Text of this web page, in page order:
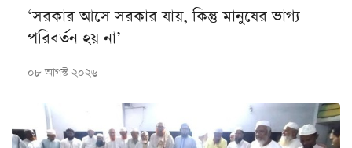
‘সরকার আসে সরকার যায়, কিন্তু মানুষের ভাগ্য
পরিবর্তন হয় না’
০৮ আগস্ট ২০২৬